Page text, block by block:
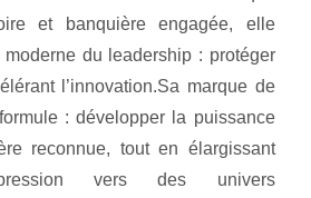
et banquière engagée, elle
du leadership : protéger
l’innovation.Sa marque de
: développer la puissance
reconnue, tout en élargissant
vers des univers